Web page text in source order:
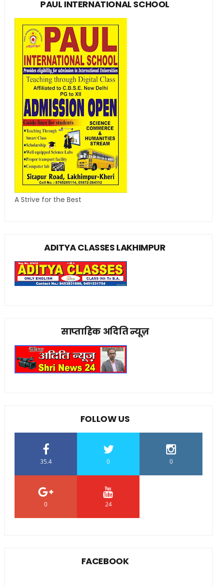
PAUL INTERNATIONAL SCHOOL
A Strive for the Best
ADITYA CLASSES LAKHIMPUR
साप्ताहिक अदिति न्यूज़
FOLLOW US
35.4 0 0
0 24
FACEBOOK